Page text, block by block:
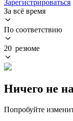
Зарегистрироваться
За всё время
По соответствию
20 резюме
Ничего не
Попробуйте